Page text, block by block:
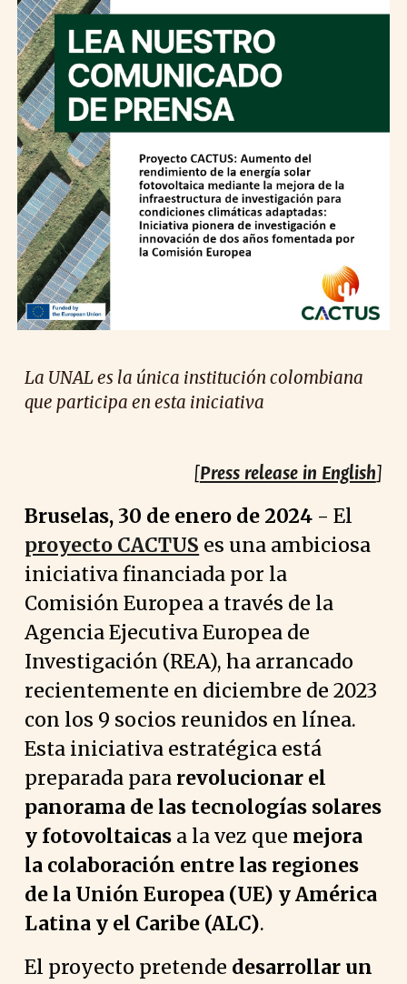
La UNAL es la única institución colombiana
que participa en esta iniciativa
[Press release in English]
Bruselas, 30 de enero de 2024 - El
proyecto CACTUS es una ambiciosa
iniciativa financiada por la
Comisión Europea a través de la
Agencia Ejecutiva Europea de
Investigación (REA), ha arrancado
recientemente en diciembre de 2023
con los 9 socios reunidos en línea.
Esta iniciativa estratégica está
preparada para revolucionar el
panorama de las tecnologías solares
y fotovoltaicas a la vez que mejora
la colaboración entre las regiones
de la Unión Europea (UE) y América
Latina y el Caribe (ALC).
El proyecto pretende desarrollar un